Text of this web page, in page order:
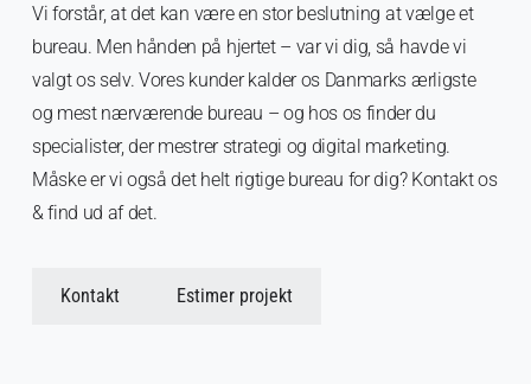
Vi forstår, at det kan være en stor beslutning at vælge et
bureau. Men hånden på hjertet – var vi dig, så havde vi
valgt os selv. Vores kunder kalder os Danmarks ærligste
og mest nærværende bureau – og hos os finder du
specialister, der mestrer strategi og digital marketing.
Måske er vi også det helt rigtige bureau for dig? Kontakt os
& find ud af det.
Kontakt Estimer projekt